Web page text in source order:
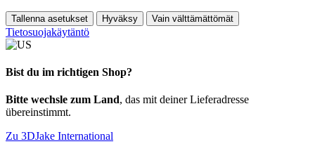
Tallenna asetukset Hyväksy Vain välttämättömät
Tietosuojakäytäntö
Bist du im richtigen Shop?
Bitte wechsle zum Land, das mit deiner Lieferadresse
übereinstimmt.
Zu 3DJake International